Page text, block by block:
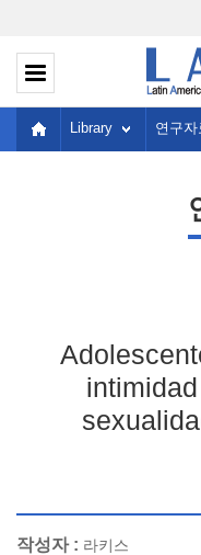
Library 연구
작성자 : 라키스